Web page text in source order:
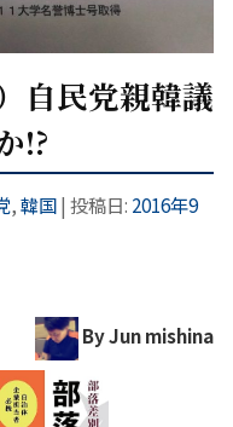
自民党親韓議
!?
,韓国| 投稿日: 2016年9
By Jun mishina